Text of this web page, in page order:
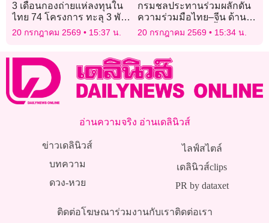
3 เดือนกองถ่ายแห่ลงทุนใน
ไทย 74 โครงการ ทะลุ 3 พัน
ล้าน
20 กรกฎาคม 2569 15:37 น.
กรมชลประทานร่วมผลักดัน
ความร่วมมือไทย–จีน ด้าน
การบริหารจัดการน้ำ
20 กรกฎาคม 2569 15:34 น.
อ่านความจริง อ่านเดลินิวส์
ข่าวเดลินิวส์
บทความ
ดวง-หวย
ไลฟ์สไตล์
เดลินิวส์clips
PR by dataxet
ติดต่อโฆษณาร่วมงานกับเราติดต่อเรา